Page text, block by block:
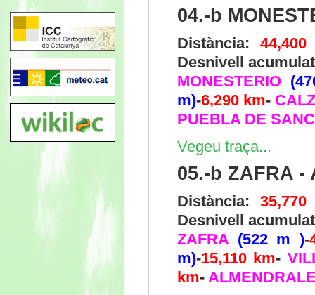
04.-b
Distància:
Desnivell
MONESTERIO
m)-6,290 km-
PUEBLA DE
Vegeu traça...
05.-b ZAFRA -
Distància:
Desnivell
ZAFRA (522 m )-
m)-15,110 km-
km-